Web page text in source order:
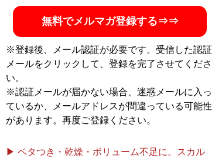
無料でメルマガ登録する⇒⇒
※登録後、メール認証が必要です。受信した認証
メールをクリックして、登録を完了させてくださ
い。
※認証メールが届かない場合、迷惑メールに入っ
ているか、メールアドレスが間違っている可能性
があります。再度ご登録ください。
▶ ベタつき・乾燥・ボリューム不足に。スカル